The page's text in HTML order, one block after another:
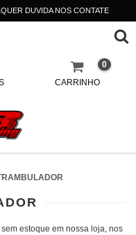
DUVIDA NOS CONTATE
CARRINHO
0
estoque em nossa loja, nos